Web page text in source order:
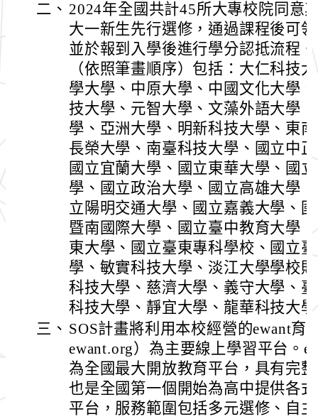
二、 2024年全國共計45所大專校院同意
大一新生先行選修，通過課程後可
並於報到入學後進行學分認抵流程
（依照筆畫順序）包括：大仁科技
學大學、中原大學、中國文化大學
技大學、元智大學、文藻外語大學
學、亞洲大學、明新科技大學、東
長榮大學、南臺科技大學、國立中
國立宜蘭大學、國立東華大學、國
學、國立政治大學、國立高雄大學
立陽明交通大學、國立嘉義大學、
暨南國際大學、國立臺中教育大學
東大學、國立臺東專科學校、國立
學、敏實科技大學、淡江大學學校
科技大學、慈濟大學、義守大學、
科技大學、靜宜大學、龍華科技大
三、 SOS計畫將利用本校經營的ewant育
ewant.org）為主要線上學習平台。
為全國最大開放教育平台，具有完
也是全國第一個開始為高中提供各
平台，服務範圍包括多元選修、自